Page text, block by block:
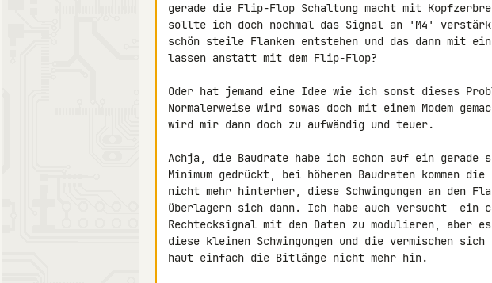
gerade die Flip-Flop Schaltung macht mit
sollte ich doch nochmal das Signal an 'M4'
schön steile Flanken entstehen und das dann mit
lassen anstatt mit dem Flip-Flop?
Oder hat jemand eine Idee wie ich sonst dieses
Normalerweise wird sowas doch mit einem Modem
wird mir dann doch zu aufwändig und teuer.
Achja, die Baudrate habe ich schon auf ein gerade
Minimum gedrückt, bei höheren Baudraten kommen
nicht mehr hinterher, diese Schwingungen an den
überlagern sich dann. Ich habe auch versucht  ein
Rechtecksignal mit den Daten zu modulieren, aber
diese kleinen Schwingungen und die vermischen sich
haut einfach die Bitlänge nicht mehr hin.